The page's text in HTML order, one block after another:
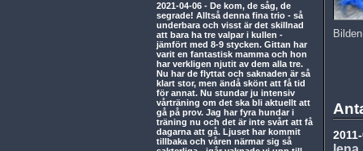
2021-04-06 - De kom, de såg, de
segrade! Alltså denna fina trio - så
underbara och visst är det skillnad
att bara ha tre valpar i kullen -
jämfört med 8-9 stycken. Gittan har
varit en fantastisk mamma och hon
har verkligen njutit av dem alla tre.
Nu har de flyttat och saknaden är så
klart stor, men ändå skönt att få tid
för annat. Nu stundar ju intensiv
vårträning om det ska bli aktuellt att
gå på prov. Jag har fyra hundar i
träning nu och det är inte svårt att få
dagarna att gå. Ljuset har kommit
tillbaka och våren närmar sig så